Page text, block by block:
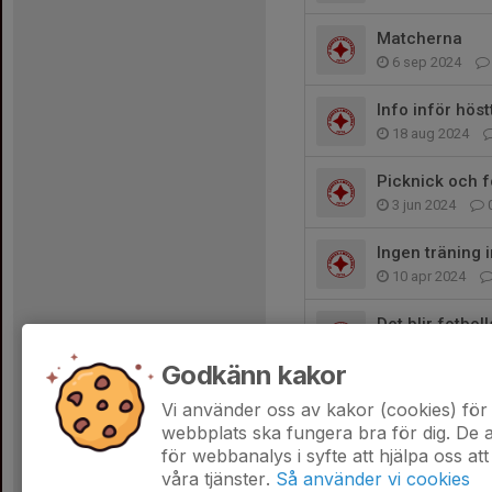
Matcherna
6 sep 2024
Info inför
18 aug 2024
Picknick och
3 jun 2024
Ingen träning
10 apr 2024
Det blir
Fysträning
7 apr 2024
Godkänn kakor
Vi använder oss av kakor (cookies)
webbplats ska fungera bra för dig. De
för webbanalys i syfte att hjälpa oss
våra tjänster. Så använder vi cookies